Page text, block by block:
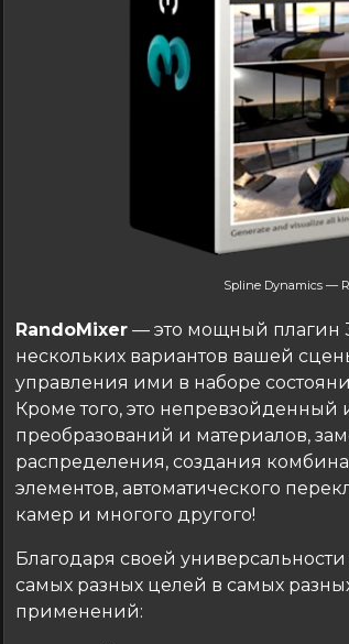
Spline Dynamics —
RandoMixer — это мощный плагин
нескольких вариантов вашей
управления ими в наборе
Кроме того, это
преобразований и материалов,
распределения, создания
элементов, автоматического
камер и многого другого!
Благодаря своей
самых разных целей в самых
применений: